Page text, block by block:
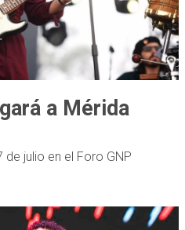
a Mérida
julio en el Foro GNP